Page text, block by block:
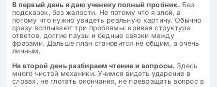
В первый день я даю ученику полный пробник. Без
подсказок, без жалости. Не потому что я злой, а
потому что нужно увидеть реальную картину. Обычно
сразу всплывают три проблемы: кривая структура
ответов, долгие паузы и бедные связки между
фразами. Дальше план становится не общим, а очень
личным.
На второй день разбираем чтение и вопросы. Здесь
много чистой механики. Учимся видеть ударение в
словах, не глотать окончания, не превращать вопрос в